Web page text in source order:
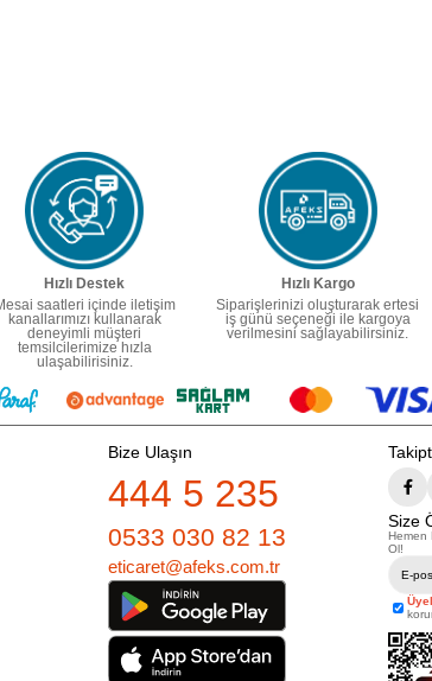
Hızlı Destek
saatleri içinde iletişim
kanallarımızı kullanarak
deneyimli müşteri
temsilcilerimize hızla
ulaşabilirisiniz.
Hızlı Kargo
Siparişlerinizi oluşturarak ertesi
iş günü seçeneği ile kargoya
verilmesini sağlayabilirsiniz.
Bize Ulaşın
444 5 235
0533 030 82 13
eticaret@afeks.com.tr
Size
Hemen
Ol!